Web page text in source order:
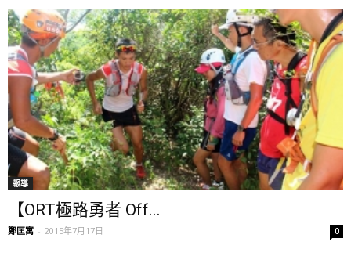
報導
【ORT極路勇者 Off...
鄭匡寓 - 2015年7月17日 0